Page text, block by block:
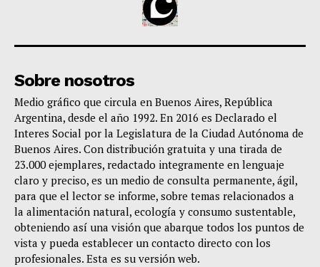
Sobre nosotros
Medio gráfico que circula en Buenos Aires, República
Argentina, desde el año 1992. En 2016 es Declarado el
Interes Social por la Legislatura de la Ciudad Autónoma de
Buenos Aires. Con distribución gratuita y una tirada de
23.000 ejemplares, redactado integramente en lenguaje
claro y preciso, es un medio de consulta permanente, ágil,
para que el lector se informe, sobre temas relacionados a
la alimentación natural, ecología y consumo sustentable,
obteniendo así una visión que abarque todos los puntos de
vista y pueda establecer un contacto directo con los
profesionales. Esta es su versión web.